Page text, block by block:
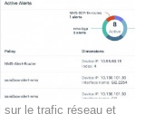
sur le trafic réseau et